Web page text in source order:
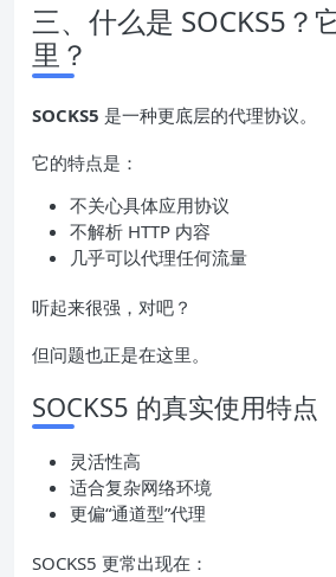
三、什么是 SOCKS5？
里？
SOCKS5 是一种更底层的代理协议。
它的特点是：
不关心具体应用协议
不解析 HTTP 内容
几乎可以代理任何流量
听起来很强，对吧？
但问题也正是在这里。
SOCKS5 的真实使用特点
灵活性高
适合复杂网络环境
更偏“通道型”代理
SOCKS5 更常出现在：